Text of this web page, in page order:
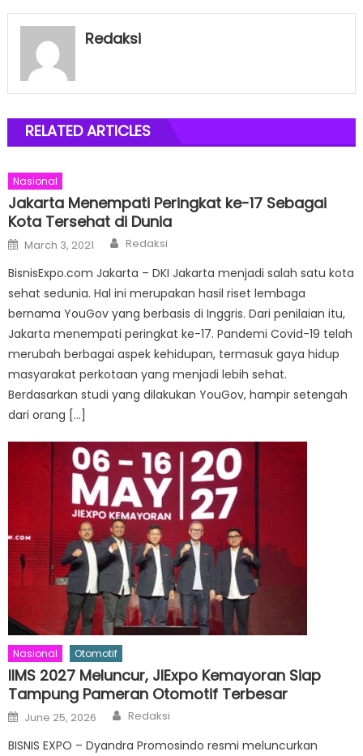
Redaksi
RELATED ARTICLES
Nasional
Jakarta Menempati Peringkat ke-17 Sebagai
Kota Tersehat di Dunia
Posted
on
March 3, 2021 Author
Redaksi
BisnisExpo.com Jakarta – DKI Jakarta menjadi salah satu kota
sehat sedunia. Hal ini merupakan hasil riset lembaga
bernama YouGov yang berbasis di Inggris. Dari penilaian itu,
Jakarta menempati peringkat ke-17. Pandemi Covid-19 telah
merubah berbagai aspek kehidupan, termasuk gaya hidup
masyarakat perkotaan yang menjadi lebih sehat.
Berdasarkan studi yang dilakukan YouGov, hampir setengah
dari orang […]
Nasional Otomotif
IIMS 2027 Meluncur, JIExpo Kemayoran Siap
Tampung Pameran Otomotif Terbesar
Posted
on
June 25, 2026 Author
Redaksi
BISNIS EXPO – Dyandra Promosindo resmi meluncurkan